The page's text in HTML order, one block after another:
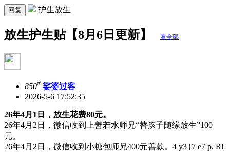
回复 护生放生
放生护生贴【8月6日更新】 看全部
850# 娑婆过客
2026-5-6 17:52:35
26年4月1日，放生花费80元。
26年4月2日，微信收到上善若水师兄“替孩子随缘放生”100
元。
26年4月2日，微信收到小糖包师兄400元善款。 4 y3 [7 e7 p, R!